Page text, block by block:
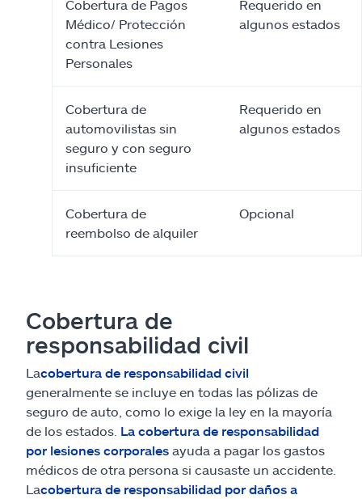
Cobertura de Pagos
Médico/ Protección
contra Lesiones
Personales
Requerido en
algunos estados
Cobertura de
automovilistas sin
seguro y con seguro
insuficiente
Requerido en
algunos estados
Cobertura de
reembolso de alquiler
Opcional
Cobertura de
responsabilidad civil
Lacobertura de responsabilidad civil
generalmente se incluye en todas las pólizas de
seguro de auto, como lo exige la ley en la mayoría
de los estados. La cobertura de responsabilidad
por lesiones corporales ayuda a pagar los gastos
médicos de otra persona si causaste un accidente.
Lacobertura de responsabilidad por daños a